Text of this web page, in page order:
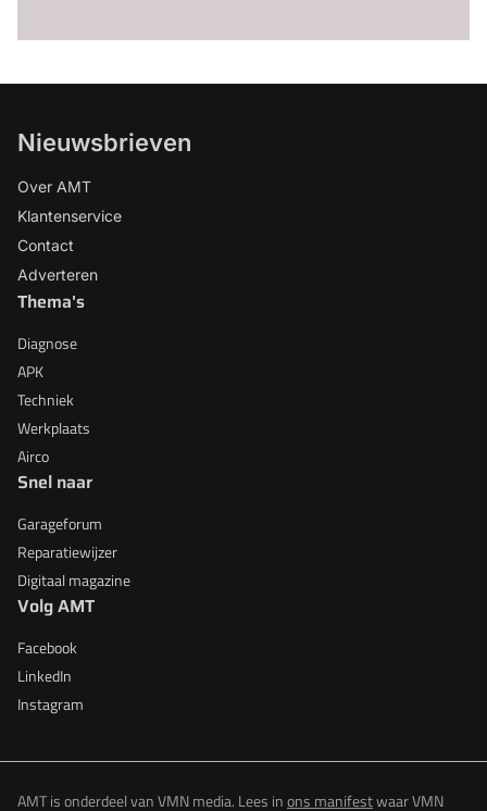
Nieuwsbrieven
Over AMT
Klantenservice
Contact
Adverteren
Thema's
Diagnose
APK
Techniek
Werkplaats
Airco
Snel naar
Garageforum
Reparatiewijzer
Digitaal magazine
Volg AMT
Facebook
LinkedIn
Instagram
AMT is onderdeel van VMN media. Lees inons manifestwaar VMN